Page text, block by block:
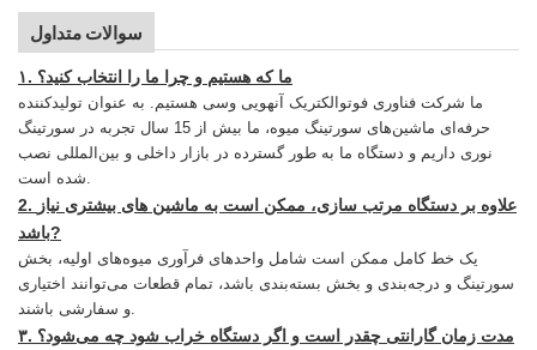
سوالات متداول
۱. ما که هستیم و چرا ما را انتخاب کنید؟
ما شرکت فناوری فوتوالکتریک آنهویی وسی هستیم. به عنوان تولیدکننده
حرفه‌ای ماشین‌های سورتینگ میوه، ما بیش از 15 سال تجربه در سورتینگ
نوری داریم و دستگاه ما به طور گسترده در بازار داخلی و بین‌المللی نصب
شده است.
2. علاوه بر دستگاه مرتب سازی، ممکن است به ماشین های بیشتری نیاز
باشد?
یک خط کامل ممکن است شامل واحدهای فرآوری میوه‌های اولیه، بخش
سورتینگ و درجه‌بندی و بخش بسته‌بندی باشد، تمام قطعات می‌توانند اختیاری
و سفارشی باشند.
۳. مدت زمان گارانتی چقدر است و اگر دستگاه خراب شود چه می‌شود؟